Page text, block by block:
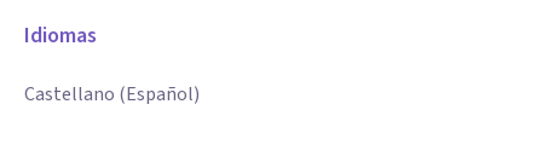
Idiomas
Castellano (Español)